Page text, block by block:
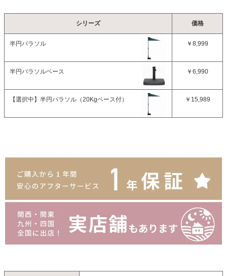
シリーズ 価格
半円パラソル ￥8,999
半円パラソルベース ￥6,990
【選択中】 半円パラソル（20Kgベース付） ￥15,989